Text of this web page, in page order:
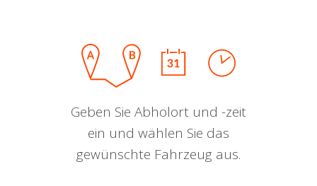
Geben Sie Abholort und -zeit
ein und wählen Sie das
gewünschte Fahrzeug aus.